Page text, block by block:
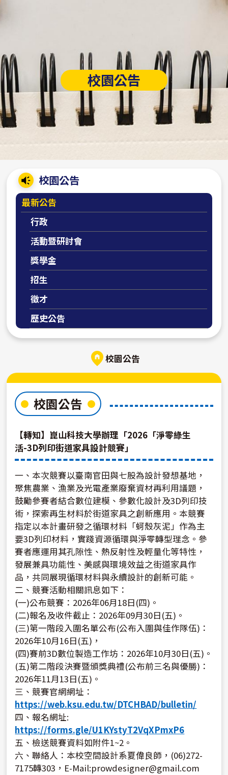
校園公告
校園公告
最新公告
行政
活動暨研討會
獎學金
招生
徵才
歷史公告
校園公告
校園公告
【轉知】崑山科技大學辦理「2026「淨零綠生
活-3D列印街道家具設計競賽」
一、本次競賽以臺南官田與七股為設計發想基地，
聚焦農業、漁業及光電產業廢棄資材再利用議題，
鼓勵參賽者結合數位建模、參數化設計及3D列印技
術，探索再生材料於街道家具之創新應用。本競賽
指定以本計畫研發之循環材料「蚵殼灰泥」作為主
要3D列印材料，實踐資源循環與淨零轉型理念。參
賽者應運用其孔隙性、熱反射性及輕量化等特性，
發展兼具功能性、美感與環境效益之街道家具作
品，共同展現循環材料與永續設計的創新可能。
二、競賽活動相關訊息如下：
(一)公布競賽：2026年06月18日(四)。
(二)報名及收件截止：2026年09月30日(五)。
(三)第一階段入圍名單公布(公布入圍與佳作隊伍)：
2026年10月16日(五)，
(四)賽前3D數位製造工作坊：2026年10月30日(五)。
(五)第二階段決賽暨頒獎典禮(公布前三名與優勝)：
2026年11月13日(五)。
三、競賽官網網址：
https://web.ksu.edu.tw/DTCHBAD/bulletin/
四、報名網址:
https://forms.gle/U1KYstyT2VqXPmxP6
五、檢送競賽資料如附件1~2。
六、聯絡人：本校空間設計系夏偉良師，(06)272-
7175轉303，E-Mail:prowdesigner@gmail.com